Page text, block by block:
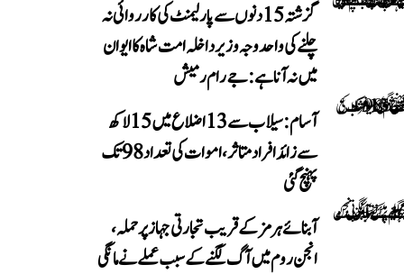
گزشتہ 15 دنوں سے پارلیمنٹ کی کارروائی نہ
چلنے کی واحد وجہ وزیر داخلہ امت شاہ کا ایوان
میں نہ آنا ہے: جے رام رمیش
آسام: سیلاب سے 13 اضلاع میں 15 لاکھ
سے زائد افراد متاثر، اموات کی تعداد 98 تک
پہنچ گئی
آبنائے ہرمز کے قریب تجارتی جہاز پر حملہ،
انجن روم میں آگ لگنے کے سبب عملے نے مانگی